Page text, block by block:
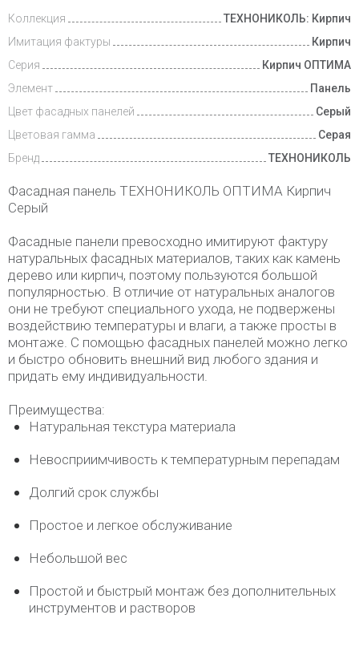
Коллекция
ТЕХНОНИКОЛЬ: Кирпич
Имитация фактуры
Кирпич
Серия
Кирпич ОПТИМА
Элемент
Панель
Цвет фасадных панелей
Серый
Цветовая гамма
Серая
Бренд
ТЕХНОНИКОЛЬ
Фасадная панель ТЕХНОНИКОЛЬ ОПТИМА Кирпич
Серый
Фасадные панели превосходно имитируют фактуру
натуральных фасадных материалов, таких как камень
дерево или кирпич, поэтому пользуются большой
популярностью. В отличие от натуральных аналогов
они не требуют специального ухода, не подвержены
воздействию температуры и влаги, а также просты в
монтаже. С помощью фасадных панелей можно легко
и быстро обновить внешний вид любого здания и
придать ему индивидуальности.
Преимущества:
Натуральная текстура материала
Невосприимчивость к температурным перепадам
Долгий срок службы
Простое и легкое обслуживание
Небольшой вес
Простой и быстрый монтаж без дополнительных
инструментов и растворов